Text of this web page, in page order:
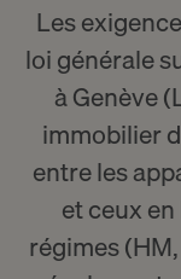
Les
loi générale
à Genève
immobilier
entre les
et ceux
régimes